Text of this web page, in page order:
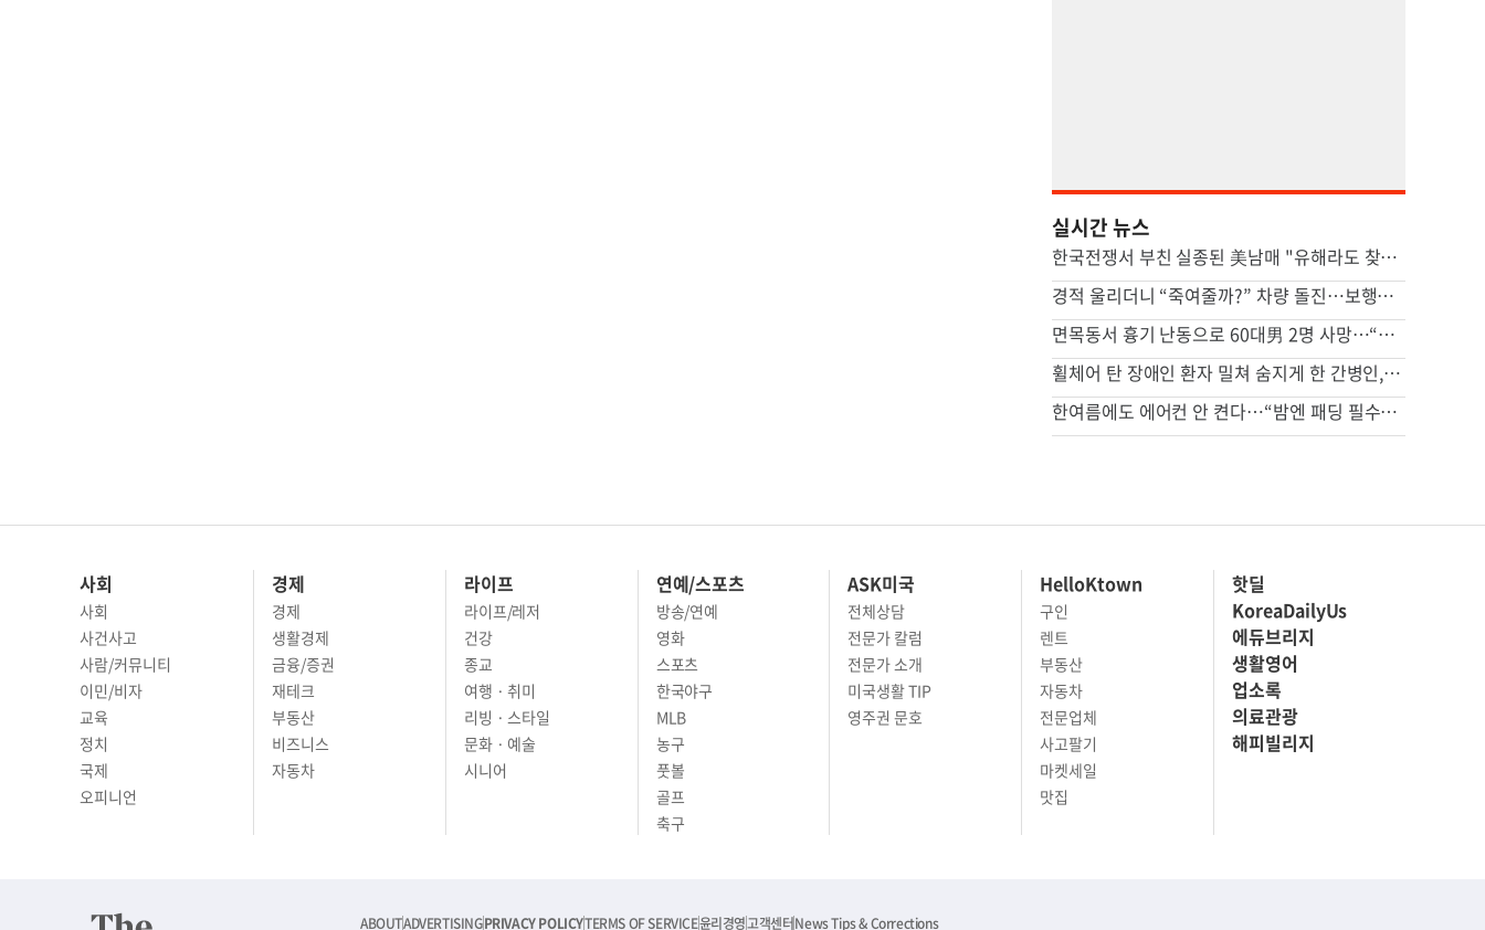
실시간 뉴스
한국전쟁서 부친 실종된 美남매 "유해라도 찾을 수 있다면…"
경적 울리더니 “죽여줄까?” 차량 돌진…보행자 덮쳤다
면목동서 흉기 난동으로 60대男 2명 사망…“지인 사이 추정”
휠체어 탄 장애인 환자 밀쳐 숨지게 한 간병인, 2심도 집유
한여름에도 에어컨 안 켠다…“밤엔 패딩 필수” 냉방도시 어디
사회
사회
사건사고
사람/커뮤니티
이민/비자
교육
정치
국제
오피니언
경제
경제
생활경제
금융/증권
재테크
부동산
비즈니스
자동차
라이프
라이프/레저
건강
종교
여행 · 취미
리빙 · 스타일
문화 · 예술
시니어
연예/스포츠
방송/연예
영화
스포츠
한국야구
MLB
농구
풋볼
골프
축구
ASK미국
전체상담
전문가 칼럼
전문가 소개
미국생활 TIP
영주권 문호
HelloKtown
구인
렌트
부동산
자동차
전문업체
사고팔기
마켓세일
맛집
핫딜
KoreaDailyUs
에듀브리지
생활영어
업소록
의료관광
해피빌리지
ABOUTADVERTISINGPRIVACY POLICYTERMS OF SERVICE윤리경영고객센터News Tips & Corrections